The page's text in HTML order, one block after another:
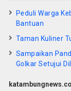
Peduli Warga
Bantuan
Taman Kuliner
Sampaikan
Golkar Setujui